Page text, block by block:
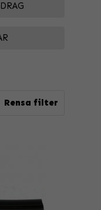
Rensa filter